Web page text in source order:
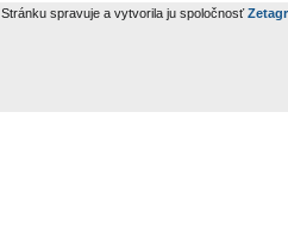
Stránku spravuje a vytvorila ju spoločnosť